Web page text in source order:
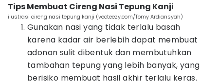
Tips Membuat Cireng Nasi Tepung Kanji
ilustrasi cireng nasi tepung kanji (vecteezy.com/Tomy Ardiansyah)
Gunakan nasi yang tidak terlalu basah
karena kadar air berlebih dapat membuat
adonan sulit dibentuk dan membutuhkan
tambahan tepung yang lebih banyak, yang
berisiko membuat hasil akhir terlalu keras.